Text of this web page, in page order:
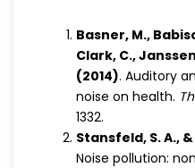
Basner, M.,
Clark, C.,
(2014). Auditory
noise on health.
1332.
Stansfeld, S. A.,
Noise pollution: